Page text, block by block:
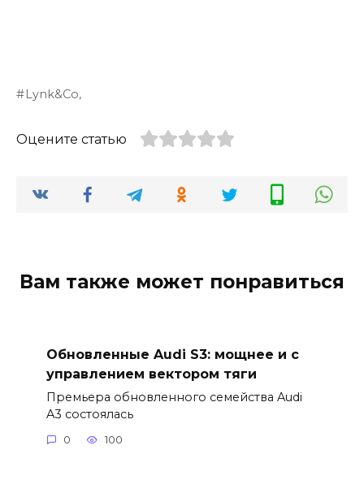
Lynk&Co,
Оцените статью
Вам также может понравиться
Обновленные Audi S3: мощнее и с
управлением вектором тяги
Премьера обновленного семейства Audi
A3 состоялась
0 100